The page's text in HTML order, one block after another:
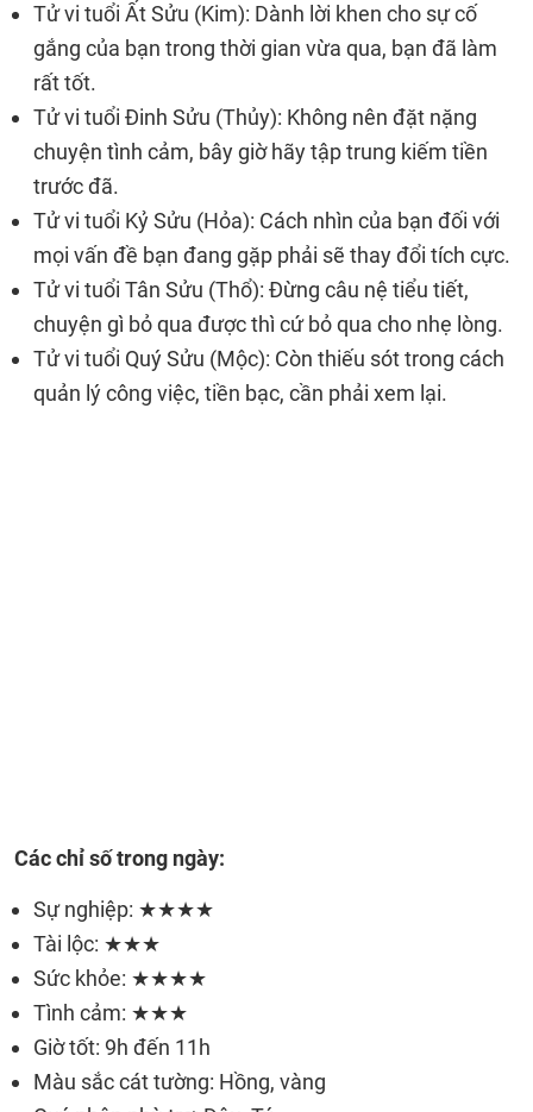
Tử vi tuổi Ất Sửu (Kim): Dành lời khen cho sự cố
gắng của bạn trong thời gian vừa qua, bạn đã làm
rất tốt.
Tử vi tuổi Đinh Sửu (Thủy): Không nên đặt nặng
chuyện tình cảm, bây giờ hãy tập trung kiếm tiền
trước đã.
Tử vi tuổi Kỷ Sửu (Hỏa): Cách nhìn của bạn đối với
mọi vấn đề bạn đang gặp phải sẽ thay đổi tích cực.
Tử vi tuổi Tân Sửu (Thổ): Đừng câu nệ tiểu tiết,
chuyện gì bỏ qua được thì cứ bỏ qua cho nhẹ lòng.
Tử vi tuổi Quý Sửu (Mộc): Còn thiếu sót trong cách
quản lý công việc, tiền bạc, cần phải xem lại.
Các chỉ số trong ngày:
Sự nghiệp: ★★★★
Tài lộc: ★★★
Sức khỏe: ★★★★
Tình cảm: ★★★
Giờ tốt: 9h đến 11h
Màu sắc cát tường: Hồng, vàng